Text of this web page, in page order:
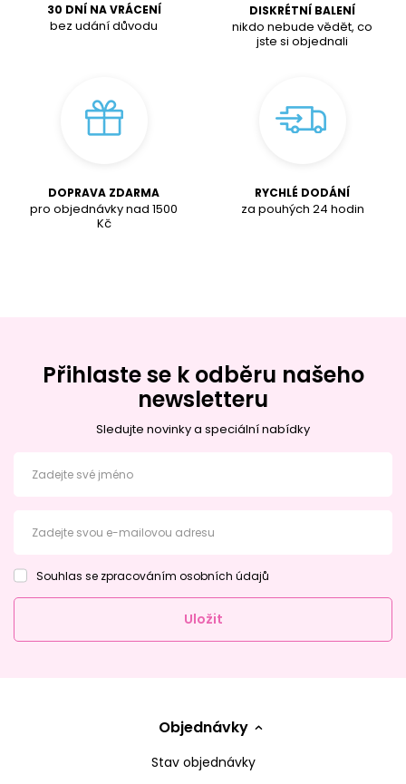
30 DNÍ NA VRÁCENÍ
bez udání důvodu
DISKRÉTNÍ BALENÍ
nikdo nebude vědět, co
jste si objednali
DOPRAVA ZDARMA
pro objednávky nad 1500
Kč
RYCHLÉ DODÁNÍ
za pouhých 24 hodin
Přihlaste se k odběru našeho
newsletteru
Sledujte novinky a speciální nabídky
Zadejte své jméno
Zadejte svou e-mailovou adresu
Souhlas se zpracováním osobních údajů
Uložit
Objednávky
Stav objednávky